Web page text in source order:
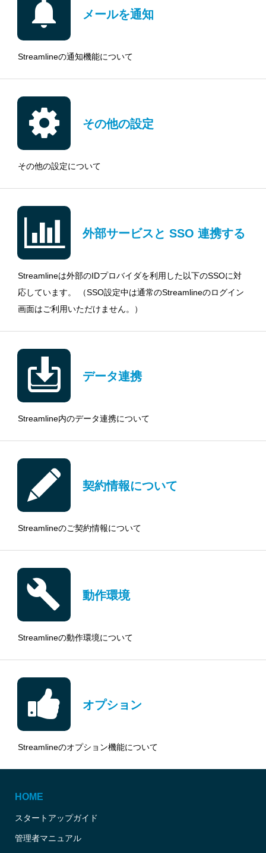
メールを通知
Streamlineの通知機能について
その他の設定
その他の設定について
外部サービスと SSO 連携する
Streamlineは外部のIDプロバイダを利用した以下のSSOに対
応しています。 （SSO設定中は通常のStreamlineのログイン
画面はご利用いただけません。）
データ連携
Streamline内のデータ連携について
契約情報について
Streamlineのご契約情報について
動作環境
Streamlineの動作環境について
オプション
Streamlineのオプション機能について
HOME
スタートアップガイド
管理者マニュアル